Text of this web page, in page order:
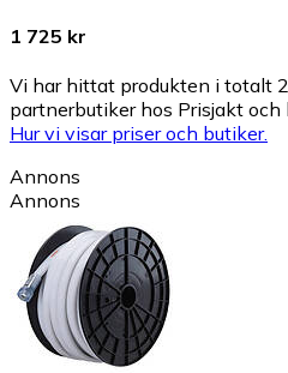
1 725 kr
Vi har hittat produkten i totalt
partnerbutiker hos Prisjakt
Hur vi visar priser och butiker.
Annons
Annons